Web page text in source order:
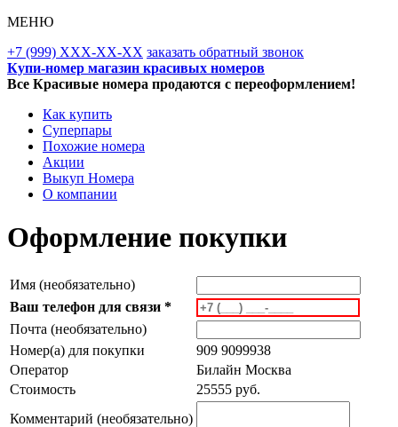
МЕНЮ
+7 (999) XXX-XX-XX заказать обратный звонок
Купи-номер магазин красивых номеров
Все Красивые номера продаются с переоформлением!
Как купить
Суперпары
Похожие номера
Акции
Выкуп Номера
О компании
Оформление покупки
Имя (необязательно)
Ваш телефон для связи *
Почта (необязательно)
Номер(а) для покупки
909 9099938
Оператор
Билайн Москва
Стоимость
25555 руб.
Комментарий (необязательно)